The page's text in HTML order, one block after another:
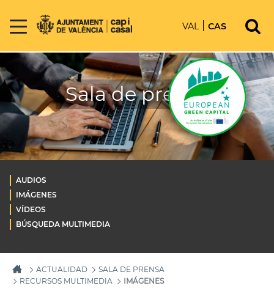
VAL CAS
Sala de prensa
AUDIOS
IMÁGENES
VÍDEOS
BÚSQUEDA MULTIMEDIA
ACTUALIDAD
SALA DE PRENSA
RECURSOS MULTIMEDIA
IMÁGENES